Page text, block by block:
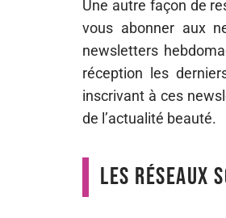
Une autre façon de
vous abonner aux
newsletters
réception les
inscrivant à ces
de l’actualité beauté.
Les réseaux